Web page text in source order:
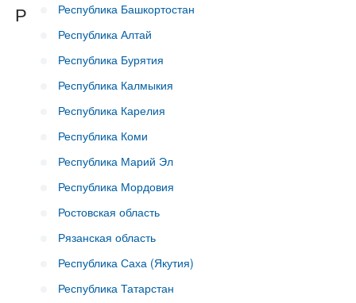
Р
Республика Башкортостан
Республика Алтай
Республика Бурятия
Республика Калмыкия
Республика Карелия
Республика Коми
Республика Марий Эл
Республика Мордовия
Ростовская область
Рязанская область
Республика Саха (Якутия)
Республика Татарстан